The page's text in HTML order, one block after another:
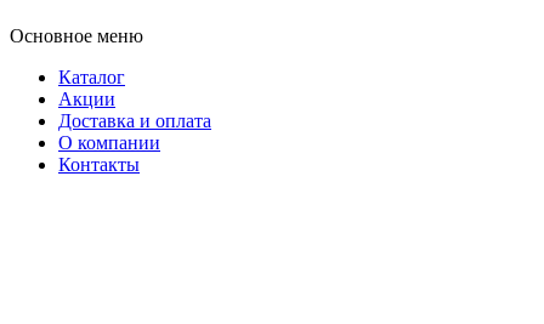
Основное меню
Каталог
Акции
Доставка и оплата
О компании
Контакты